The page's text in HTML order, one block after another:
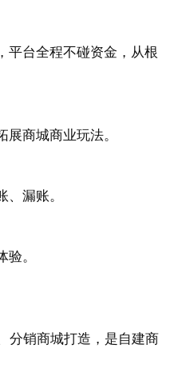
平台全程不碰资金，从根
商城商业玩法。
漏账。
。
分销商城打造，是自建商